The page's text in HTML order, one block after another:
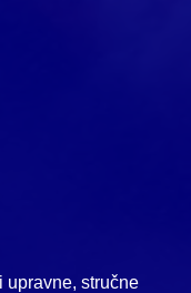
upravne, stručne